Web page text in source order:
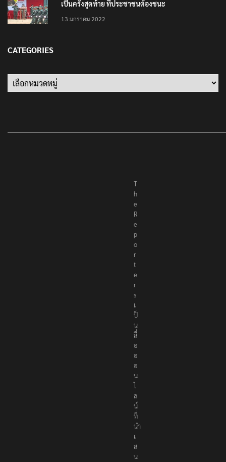
เป็นครั้งสุดท้าย ที่ประชาชนต้องชนะ
13 มกราคม 2022
CATEGORIES
Categories
T
h
e
R
e
p
o
r
t
e
r
s
เ
ป็
น
สื่
อ
อ
อ
น
ไ
ล
น์
ที่
นำ
เ
ส
น